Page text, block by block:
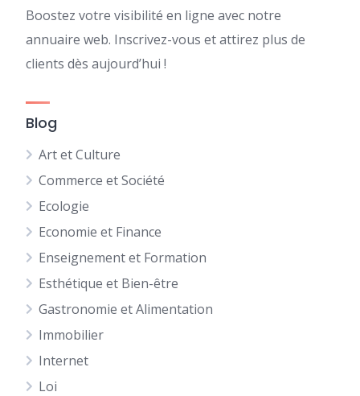
Boostez votre visibilité en ligne avec notre
annuaire web. Inscrivez-vous et attirez plus de
clients dès aujourd’hui !
Blog
Art et Culture
Commerce et Société
Ecologie
Economie et Finance
Enseignement et Formation
Esthétique et Bien-être
Gastronomie et Alimentation
Immobilier
Internet
Loi